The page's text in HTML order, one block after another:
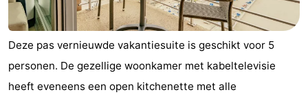
Deze pas vernieuwde vakantiesuite is geschikt voor 5
personen. De gezellige woonkamer met kabeltelevisie
heeft eveneens een open kitchenette met alle